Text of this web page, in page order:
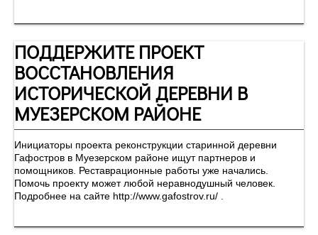
ПОДДЕРЖИТЕ ПРОЕКТ
ВОССТАНОВЛЕНИЯ
ИСТОРИЧЕСКОЙ ДЕРЕВНИ В
МУЕЗЕРСКОМ РАЙОНЕ
Инициаторы проекта реконструкции старинной деревни
Гафостров в Муезерском районе ищут партнеров и
помощников. Реставрационные работы уже начались.
Помочь проекту может любой неравнодушный человек.
Подробнее на сайте http://www.gafostrov.ru/ .